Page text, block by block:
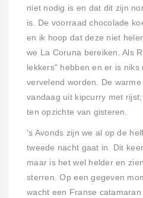
niet nodig is en dat dit zijn
is. De voorraad chocolade
en ik hoop dat deze niet
we La Coruna bereiken. Als
lekkers" hebben en er is niks
vervelend worden. De
vandaag uit kipcurry met
ten opzichte van gisteren.
's Avonds zijn we al op de
tweede nacht gaat in. Dit
maar is het wel helder en
sterren. Op een gegeven
wacht een Franse catamaran